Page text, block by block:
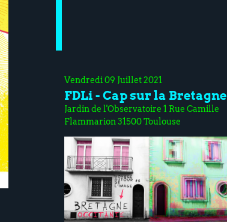
Vendredi 09 Juillet 2021
FDLi - Cap sur la Bretagne
Jardin de l'Observatoire 1 Rue Camille
Flammarion 31500 Toulouse